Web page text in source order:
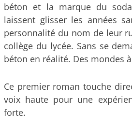
béton et la marque du
laissent glisser les années
personnalité du nom de leur
collège du lycée. Sans se
béton en réalité. Des mondes
Ce premier roman touche
voix haute pour une
forte.